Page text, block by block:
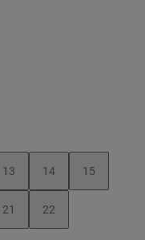
13 14 15
21 22